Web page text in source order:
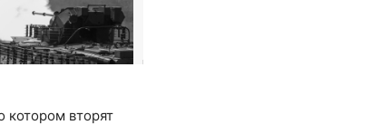
котором вторят